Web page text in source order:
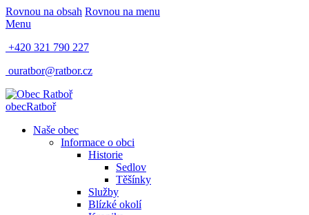
Rovnou na obsah Rovnou na menu
Menu
+420 321 790 227
ouratbor@ratbor.cz
obecRatboř
Naše obec
Informace o obci
Historie
Sedlov
Těšínky
Služby
Blízké okolí